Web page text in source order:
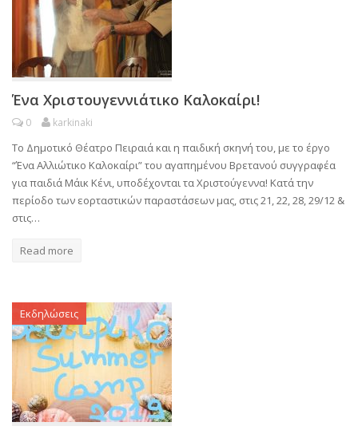
Ένα Χριστουγεννιάτικο Καλοκαίρι!
0 karkinaki
Το Δημοτικό Θέατρο Πειραιά και η παιδική σκηνή του, με το έργο
“Ένα Αλλιώτικο Καλοκαίρι” του αγαπημένου Βρετανού συγγραφέα
για παιδιά Μάικ Κένι, υποδέχονται τα Χριστούγεννα! Κατά την
περίοδο των εορταστικών παραστάσεων μας, στις 21, 22, 28, 29/12 &
στις…
Read more
Εκδηλώσεις